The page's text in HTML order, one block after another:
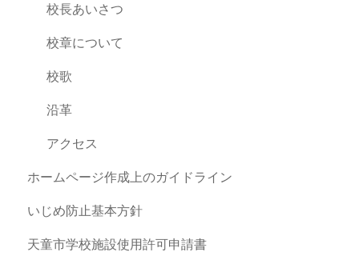
校長あいさつ
校章について
校歌
沿革
アクセス
ホームページ作成上のガイドライン
いじめ防止基本方針
天童市学校施設使用許可申請書